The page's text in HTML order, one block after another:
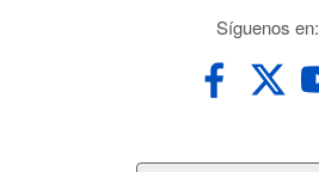
Síguenos en: